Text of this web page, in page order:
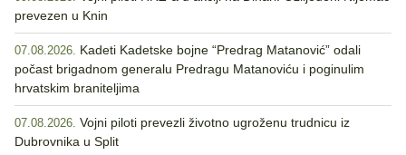
prevezen u Knin
07.08.2026. Kadeti Kadetske bojne “Predrag Matanović” odali
počast brigadnom generalu Predragu Matanoviću i poginulim
hrvatskim braniteljima
07.08.2026. Vojni piloti prevezli životno ugroženu trudnicu iz
Dubrovnika u Split